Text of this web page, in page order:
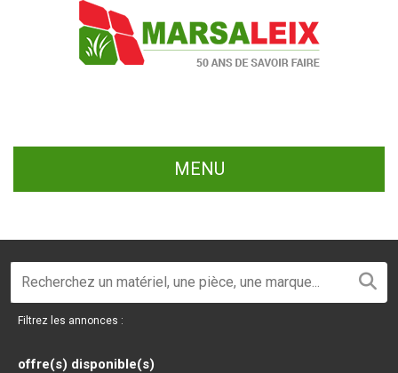
MENU
Filtrez les annonces :
offre(s) disponible(s)